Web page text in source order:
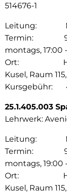
514676-1
Leitung:
Termin: 9
montags, 17:00
Ort: Horst
Kusel, Raum 115,
Kursgebühr:
25.1.405.003
Lehrwerk:
Leitung:
Termin: 9
montags, 19:00
Ort: Horst
Kusel, Raum 115,